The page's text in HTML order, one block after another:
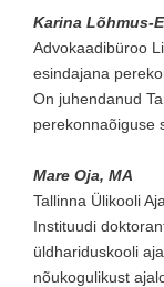
Karina Lõhmus-
Advokaadibüroo
esindajana
On juhendanud
perekonnaõiguse
Mare Oja, MA
Tallinna Ülikooli
Instituudi
üldhariduskooli
nõukogulikust